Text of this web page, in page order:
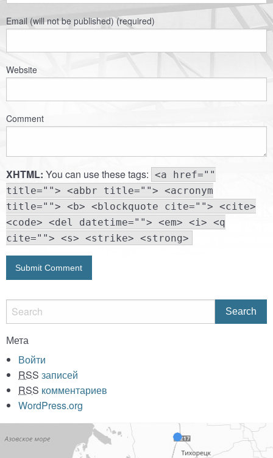
Email (will not be published) (required)
Website
Comment
XHTML: You can use these tags: <a href=""
title=""> <abbr title=""> <acronym
title=""> <b> <blockquote cite=""> <cite>
<code> <del datetime=""> <em> <i> <q
cite=""> <s> <strike> <strong>
Мета
Войти
RSS записей
RSS комментариев
WordPress.org